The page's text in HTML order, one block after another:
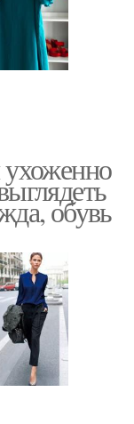
ухоженно
обувь